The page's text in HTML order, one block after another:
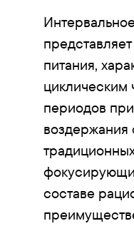
питания,
циклическим
периодов
воздержания
составе